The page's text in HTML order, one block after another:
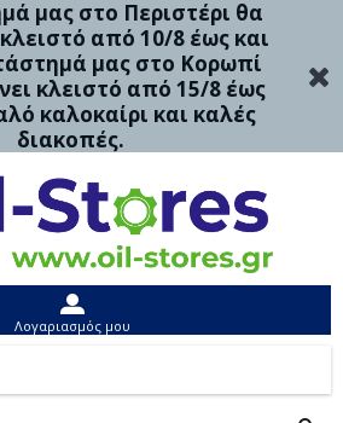
μας στο Περιστέρι θα
από 10/8 έως και
μας στο Κορωπί
κλειστό από 15/8 έως
καλοκαίρι και καλές
διακοπές.
Λογαριασμός μου